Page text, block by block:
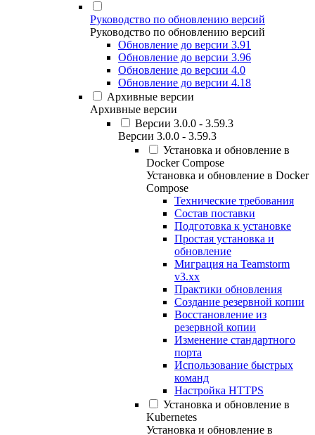
Руководство по обновлению версий
Руководство по обновлению версий
Обновление до версии 3.91
Обновление до версии 3.96
Обновление до версии 4.0
Обновление до версии 4.18
Архивные версии
Архивные версии
Версии 3.0.0 - 3.59.3
Версии 3.0.0 - 3.59.3
Установка и обновление в
Docker Compose
Установка и обновление в Docker
Compose
Технические требования
Состав поставки
Подготовка к установке
Простая установка и
обновление
Миграция на Teamstorm
v3.xx
Практики обновления
Создание резервной копии
Восстановление из
резервной копии
Изменение стандартного
порта
Использование быстрых
команд
Настройка HTTPS
Установка и обновление в
Kubernetes
Установка и обновление в